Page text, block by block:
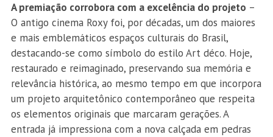
A premiação corrobora com a excelência do projeto –
O antigo cinema Roxy foi, por décadas, um dos maiores
e mais emblemáticos espaços culturais do Brasil,
destacando-se como símbolo do estilo Art déco. Hoje,
restaurado e reimaginado, preservando sua memória e
relevância histórica, ao mesmo tempo em que incorpora
um projeto arquitetônico contemporâneo que respeita
os elementos originais que marcaram gerações. A
entrada já impressiona com a nova calçada em pedras